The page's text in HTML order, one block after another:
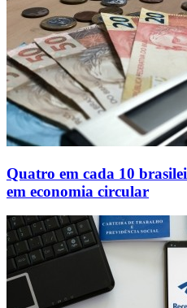
Quatro em cada 10
em economia circular